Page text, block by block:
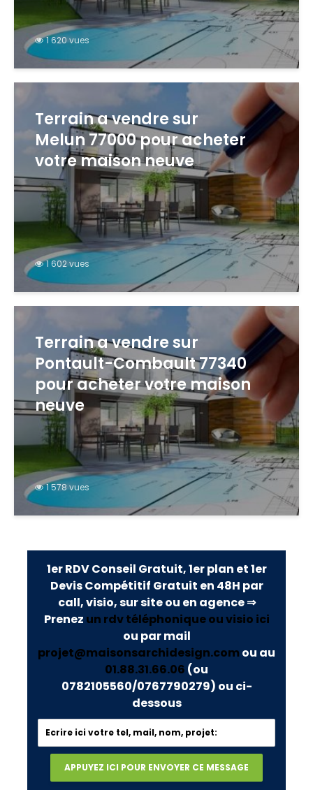
1 620 vues
Terrain a vendre sur
Melun 77000 pour acheter
votre maison neuve
1 602 vues
Terrain a vendre sur
Pontault-Combault 77340
pour acheter votre maison
neuve
1 578 vues
1er RDV Conseil Gratuit, 1er plan et 1er
Devis Compétitif Gratuit en 48H par
call, visio, sur site ou en agence ⇒
Prenez un rdv téléphonique ou visio ici
ou par mail
projet@maisonsarchidesign.com ou au
01.88.31.66.06 (ou
0782105560/0767790279) ou ci-
dessous